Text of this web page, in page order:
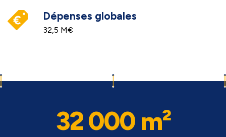
Dépenses globales
32,5 M€
32 000 m²